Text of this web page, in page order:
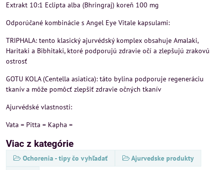
Extrakt 10:1 Eclipta alba (Bhringraj) koreň 100 mg
Odporúčané kombinácie s Angel Eye Vitale kapsulami:
TRIPHALA: tento klasický ajurvédský komplex obsahuje Amalaki,
Haritaki a Bibhitaki, ktoré podporujú zdravie očí a zlepšujú zrakovú
ostrosť
GOTU KOLA (Centella asiatica): táto bylina podporuje regeneráciu
tkanív a môže pomôcť zlepšiť zdravie očných tkanív
Ajurvédské vlastnosti:
Vata = Pitta = Kapha =
Viac z kategórie
Ochorenia - tipy čo vyhľadať
Ajurvedske produkty